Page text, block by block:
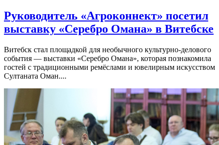
Руководитель «Агроконнект» посетил
выставку «Серебро Омана» в Витебске
Витебск стал площадкой для необычного культурно-делового
события — выставки «Серебро Омана», которая познакомила
гостей с традиционными ремёслами и ювелирным искусством
Султаната Оман....